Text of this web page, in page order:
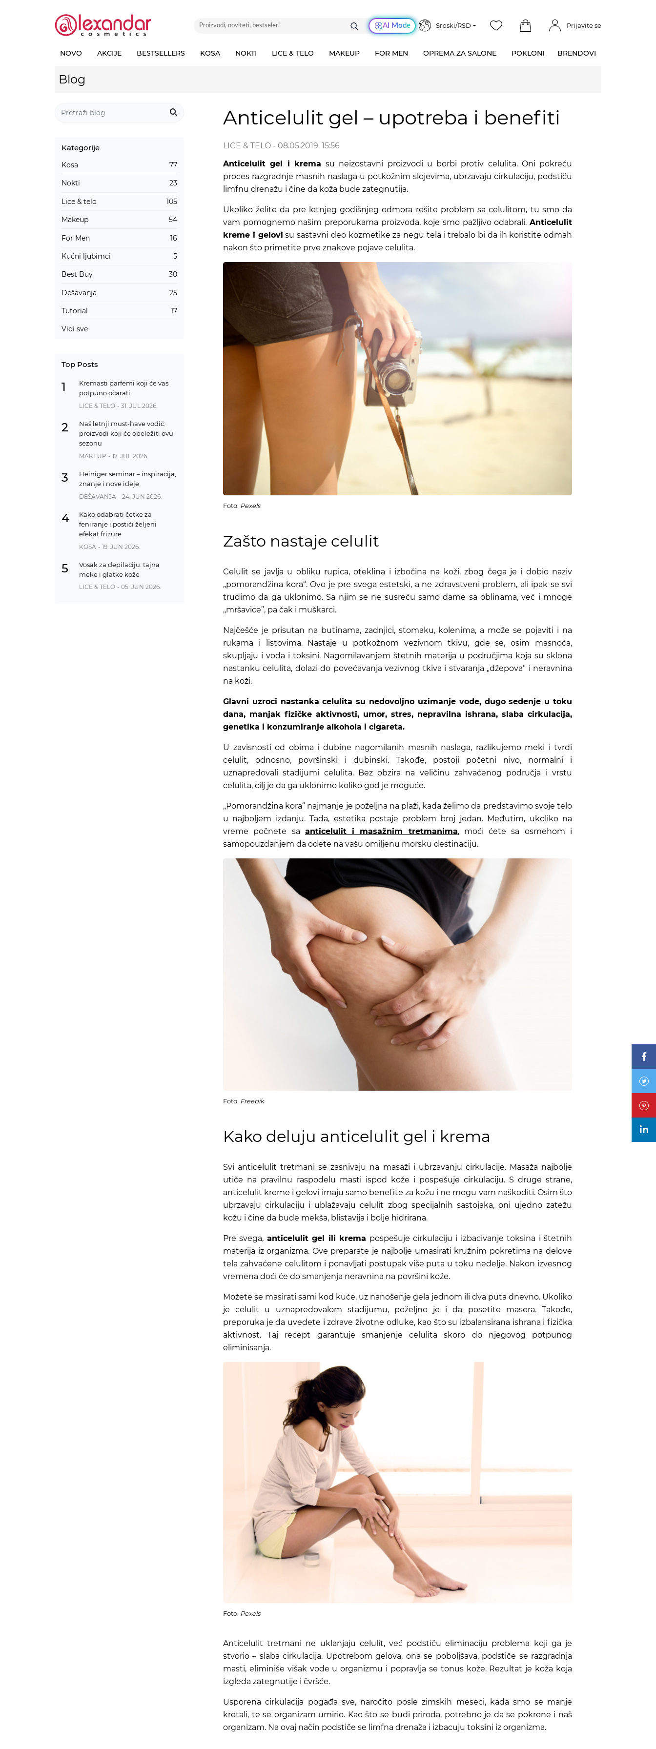
AI Mode Srpski/RSD Prijavite se
NOVO AKCIJE BESTSELLERS KOSA NOKTI LICE & TELO MAKEUP FOR MEN OPREMA ZA SALONE POKLONI BRENDOVI
Blog
Kategorije
Kosa 77
Nokti 23
Lice & telo 105
Makeup 54
For Men 16
Kućni ljubimci 5
Best Buy 30
Dešavanja 25
Tutorial 17
Vidi sve
Top Posts
1
Kremasti parfemi koji će vas
potpuno očarati
LICE & TELO - 31. JUL 2026.
2
Naš letnji must-have vodič:
proizvodi koji će obeležiti ovu
sezonu
MAKEUP - 17. JUL 2026.
3
Heiniger seminar – inspiracija,
znanje i nove ideje
DEŠAVANJA - 24. JUN 2026.
4
Kako odabrati četke za
feniranje i postići željeni
efekat frizure
KOSA - 19. JUN 2026.
5
Vosak za depilaciju: tajna
meke i glatke kože
LICE & TELO - 05. JUN 2026.
Anticelulit gel – upotreba i benefiti
LICE & TELO - 08.05.2019. 15:56
Anticelulit gel i krema su neizostavni proizvodi u borbi protiv celulita. Oni pokreću
proces razgradnje masnih naslaga u potkožnim slojevima, ubrzavaju cirkulaciju, podstiču
limfnu drenažu i čine da koža bude zategnutija.
Ukoliko želite da pre letnjeg godišnjeg odmora rešite problem sa celulitom, tu smo da
vam pomognemo našim preporukama proizvoda, koje smo pažljivo odabrali. Anticelulit
kreme i gelovi su sastavni deo kozmetike za negu tela i trebalo bi da ih koristite odmah
nakon što primetite prve znakove pojave celulita.
Foto: Pexels
Zašto nastaje celulit
Celulit se javlja u obliku rupica, oteklina i izbočina na koži, zbog čega je i dobio naziv
„pomorandžina kora“. Ovo je pre svega estetski, a ne zdravstveni problem, ali ipak se svi
trudimo da ga uklonimo. Sa njim se ne susreću samo dame sa oblinama, već i mnoge
„mršavice”, pa čak i muškarci.
Najčešće je prisutan na butinama, zadnjici, stomaku, kolenima, a može se pojaviti i na
rukama i listovima. Nastaje u potkožnom vezivnom tkivu, gde se, osim masnoća,
skupljaju i voda i toksini. Nagomilavanjem štetnih materija u područjima koja su sklona
nastanku celulita, dolazi do povećavanja vezivnog tkiva i stvaranja „džepova“ i neravnina
na koži.
Glavni uzroci nastanka celulita su nedovoljno uzimanje vode, dugo sedenje u toku
dana, manjak fizičke aktivnosti, umor, stres, nepravilna ishrana, slaba cirkulacija,
genetika i konzumiranje alkohola i cigareta.
U zavisnosti od obima i dubine nagomilanih masnih naslaga, razlikujemo meki i tvrdi
celulit, odnosno, površinski i dubinski. Takođe, postoji početni nivo, normalni i
uznapredovali stadijumi celulita. Bez obzira na veličinu zahvaćenog područja i vrstu
celulita, cilj je da ga uklonimo koliko god je moguće.
„Pomorandžina kora“ najmanje je poželjna na plaži, kada želimo da predstavimo svoje telo
u najboljem izdanju. Tada, estetika postaje problem broj jedan. Međutim, ukoliko na
vreme počnete sa anticelulit i masažnim tretmanima, moći ćete sa osmehom i
samopouzdanjem da odete na vašu omiljenu morsku destinaciju.
Foto: Freepik
Kako deluju anticelulit gel i krema
Svi anticelulit tretmani se zasnivaju na masaži i ubrzavanju cirkulacije. Masaža najbolje
utiče na pravilnu raspodelu masti ispod kože i pospešuje cirkulaciju. S druge strane,
anticelulit kreme i gelovi imaju samo benefite za kožu i ne mogu vam naškoditi. Osim što
ubrzavaju cirkulaciju i ublažavaju celulit zbog specijalnih sastojaka, oni ujedno zatežu
kožu i čine da bude mekša, blistavija i bolje hidrirana.
Pre svega, anticelulit gel ili krema pospešuje cirkulaciju i izbacivanje toksina i štetnih
materija iz organizma. Ove preparate je najbolje umasirati kružnim pokretima na delove
tela zahvaćene celulitom i ponavljati postupak više puta u toku nedelje. Nakon izvesnog
vremena doći će do smanjenja neravnina na površini kože.
Možete se masirati sami kod kuće, uz nanošenje gela jednom ili dva puta dnevno. Ukoliko
je celulit u uznapredovalom stadijumu, poželjno je i da posetite masera. Takođe,
preporuka je da uvedete i zdrave životne odluke, kao što su izbalansirana ishrana i fizička
aktivnost. Taj recept garantuje smanjenje celulita skoro do njegovog potpunog
eliminisanja.
Foto: Pexels
Anticelulit tretmani ne uklanjaju celulit, već podstiču eliminaciju problema koji ga je
stvorio – slaba cirkulacija. Upotrebom gelova, ona se poboljšava, podstiče se razgradnja
masti, eliminiše višak vode u organizmu i popravlja se tonus kože. Rezultat je koža koja
izgleda zategnutije i čvršće.
Usporena cirkulacija pogađa sve, naročito posle zimskih meseci, kada smo se manje
kretali, te se organizam umirio. Kao što se budi priroda, potrebno je da se pokrene i naš
organizam. Na ovaj način podstiče se limfna drenaža i izbacuju toksini iz organizma.
in